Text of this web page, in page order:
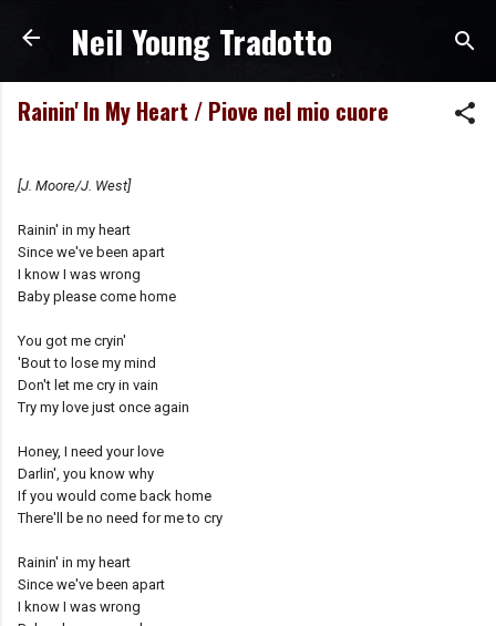
Passa ai contenuti principali
Neil Young Tradotto
Rainin' In My Heart / Piove nel mio cuore
[J. Moore/J. West]
Rainin' in my heart
Since we've been apart
I know I was wrong
Baby please come home
You got me cryin'
'Bout to lose my mind
Don't let me cry in vain
Try my love just once again
Honey, I need your love
Darlin', you know why
If you would come back home
There'll be no need for me to cry
Rainin' in my heart
Since we've been apart
I know I was wrong